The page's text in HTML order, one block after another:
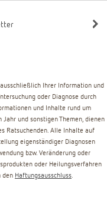
Ihrer Information und
oder Diagnose durch
und Inhalte rund um
Jahr und sonstigen Themen, dienen
Ratsuchenden. Alle Inhalte auf
eigenständiger Diagnosen
bzw. Veränderung oder
oder Heilungsverfahren
den Haftungsausschluss.